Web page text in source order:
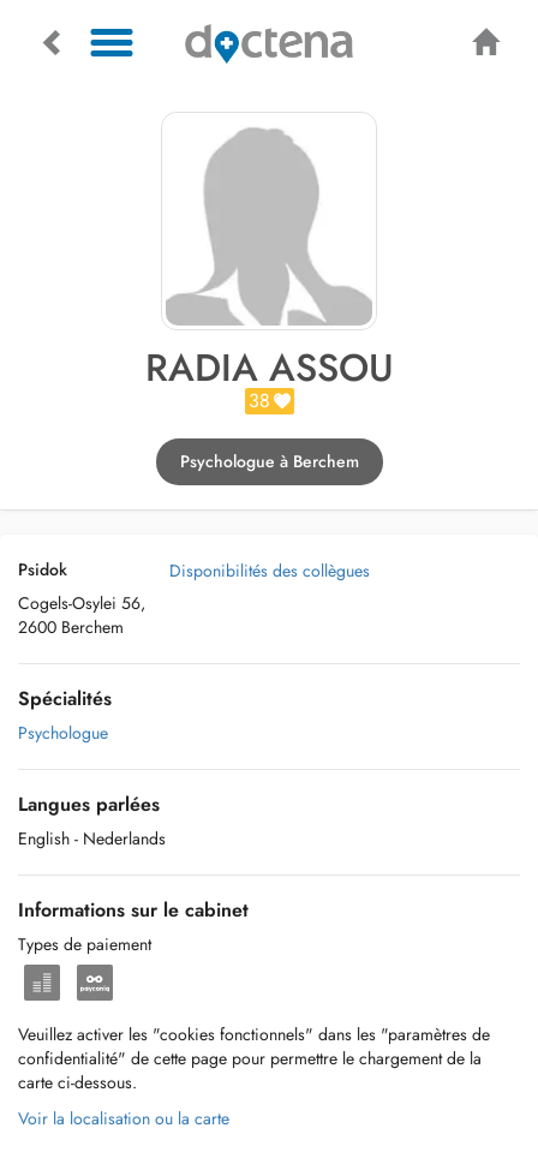
RADIA ASSOU
38
Psychologue à Berchem
Psidok
Cogels-Osylei 56,
2600 Berchem
Disponibilités des collègues
Spécialités
Psychologue
Langues parlées
English - Nederlands
Informations sur le cabinet
Types de paiement
Veuillez activer les "cookies fonctionnels" dans les "paramètres de
confidentialité" de cette page pour permettre le chargement de la
carte ci-dessous.
Voir la localisation ou la carte